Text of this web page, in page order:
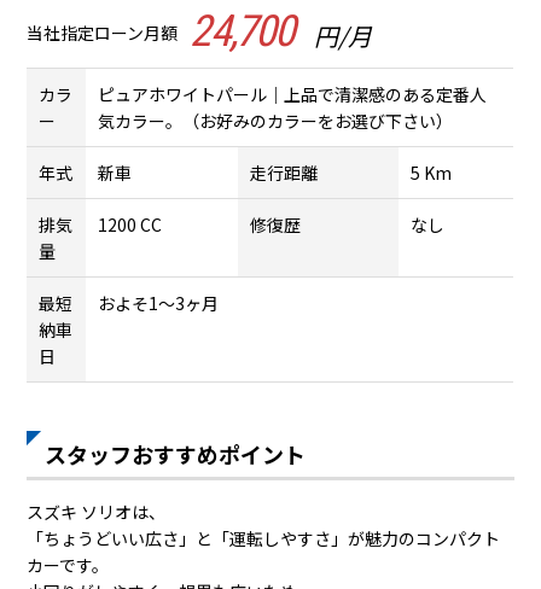
当社指定ローン月額 24,700 円/月
カラ
ー
ピュアホワイトパール｜上品で清潔感のある定番人
気カラー。（お好みのカラーをお選び下さい）
年式 新車 走行距離 5 Km
排気
量
1200 CC 修復歴 なし
最短
納車
日
およそ1～3ヶ月
スタッフおすすめポイント
スズキ ソリオは、
「ちょうどいい広さ」と「運転しやすさ」が魅力のコンパクト
カーです。